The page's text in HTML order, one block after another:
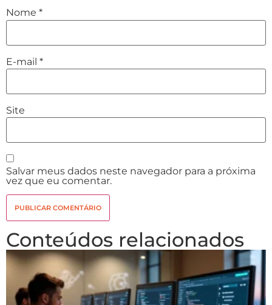
Nome *
E-mail *
Site
Salvar meus dados neste navegador para a próxima
vez que eu comentar.
Conteúdos relacionados